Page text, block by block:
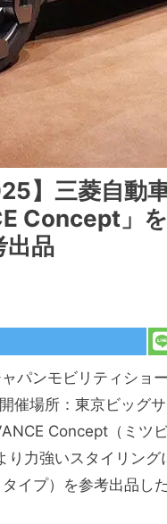
】三菱自動
Concept」
出品
ンモビリティショ
催場所：東京ビッグ
Concept（ミツ
力強いスタイリン
イプ）を参考出品し